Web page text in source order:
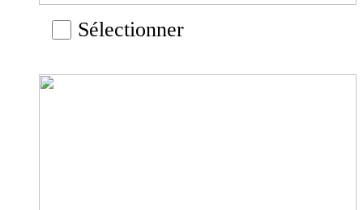
Sélectionner